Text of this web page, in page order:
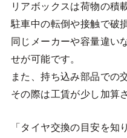
リアボックスは荷物の積
駐車中の転倒や接触で破
同じメーカーや容量違い
せが可能です。
また、持ち込み部品での
その際は工賃が少し加算
「タイヤ交換の目安を知